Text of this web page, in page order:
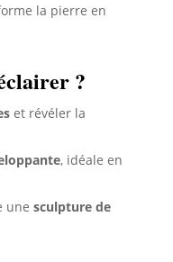
la pierre en
?
et révéler la
, idéale en
unesculpture de